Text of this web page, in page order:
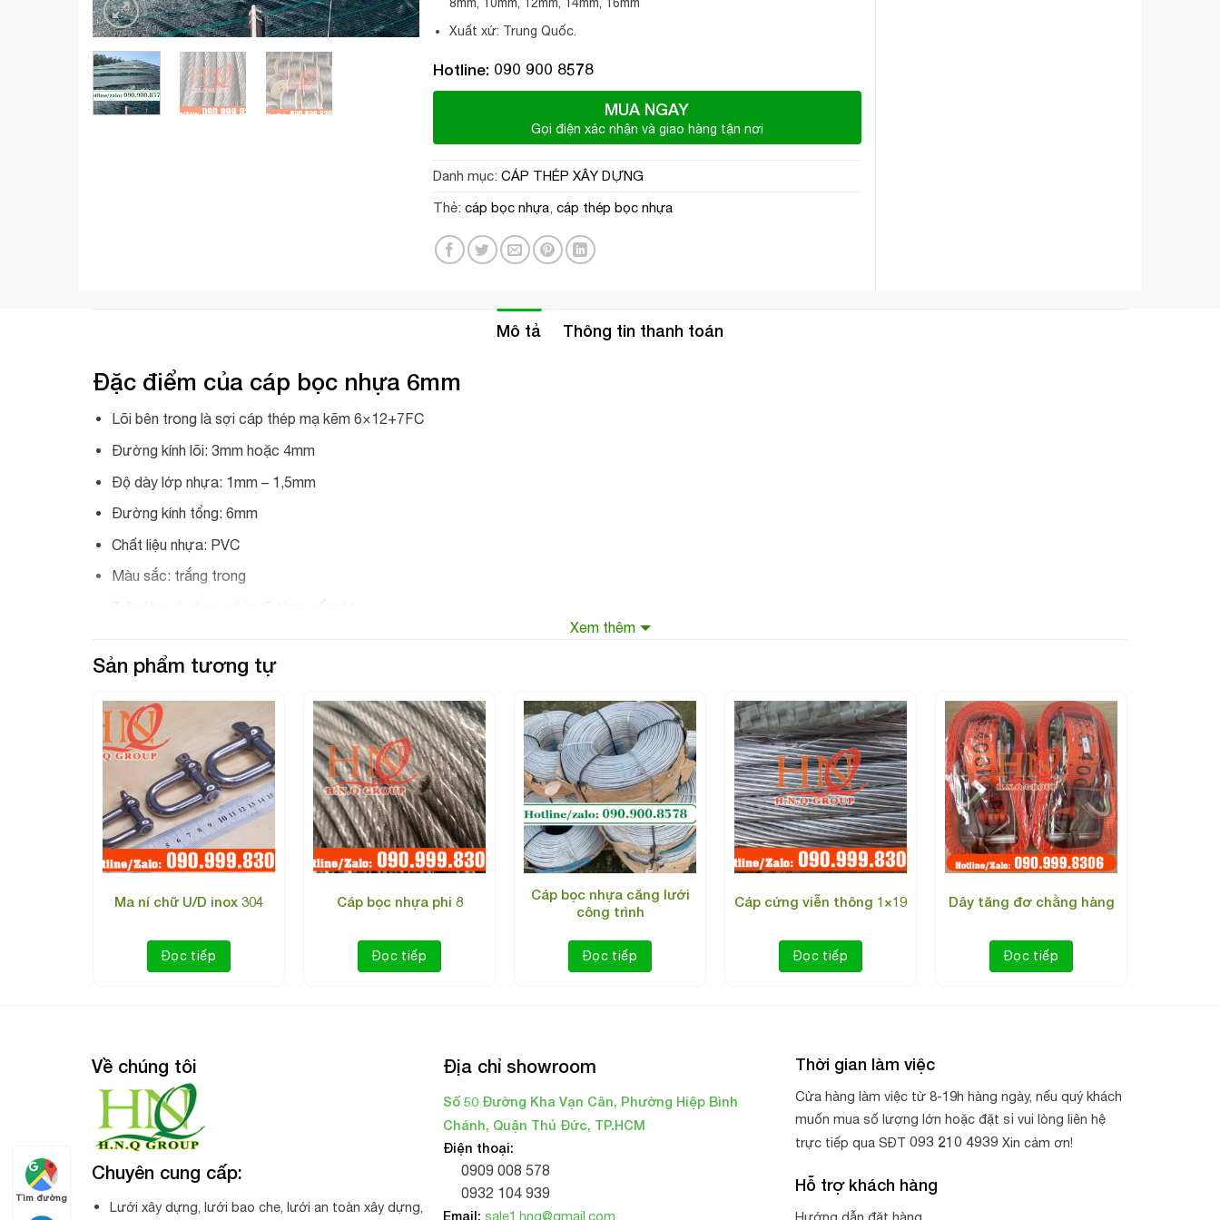
8mm, 10mm, 12mm, 14mm, 16mm
Xuất xứ: Trung Quốc.
Hotline: 090 900 8578
MUA NGAY
Gọi điện xác nhận và giao hàng tận nơi
Danh mục: CÁP THÉP XÂY DỰNG
Thẻ: cáp bọc nhựa, cáp thép bọc nhựa
Mô tả Thông tin thanh toán
Đặc điểm của cáp bọc nhựa 6mm
Lõi bên trong là sợi cáp thép mạ kẽm 6×12+7FC
Đường kính lõi: 3mm hoặc 4mm
Độ dày lớp nhựa: 1mm – 1,5mm
Đường kính tổng: 6mm
Chất liệu nhựa: PVC
Màu sắc: trắng trong
Xuất xứ: lõi cáp thép nhập khẩu Trung Quốc, gia công bọc nhựa tại Việt Nam
Là dòng sản phẩm cáp thép rất thông dụng trong thi công các công trình xây dựng, cũng như các dự án nông nghiệp hiện nay. Chẳng hạn như:
❖ Căng lưới vây, lưới nóc, lưới che nắng cho các công trình thi công sân thể thao. (Sân bóng, sân tennis, sân golf…)
Xem thêm
Sản phẩm tương tự
Ma ní chữ U/D inox 304
Đọc tiếp
Cáp bọc nhựa phi 8
Đọc tiếp
Cáp bọc nhựa căng lưới
công trình
Đọc tiếp
Cáp cứng viễn thông 1×19
Đọc tiếp
Dây tăng đơ chằng hàng
Đọc tiếp
Về chúng tôi
Chuyên cung cấp:
Lưới xây dựng, lưới bao che, lưới an toàn xây dựng,
Địa chỉ showroom
Số 50 Đường Kha Vạn Cân, Phường Hiệp Bình
Chánh, Quận Thủ Đức, TP.HCM
Điện thoại:
0909 008 578
0932 104 939
Email: sale1.hnq@gmail.com
Thời gian làm việc
Cửa hàng làm việc từ 8-19h hàng ngày, nếu quý khách
muốn mua số lượng lớn hoặc đặt sỉ vui lòng liên hệ
trực tiếp qua SĐT 093 210 4939 Xin cảm ơn!
Hỗ trợ khách hàng
Tìm đường